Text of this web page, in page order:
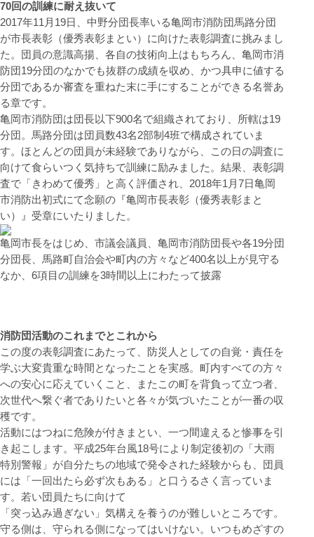
70回の訓練に耐え抜いて
2017年11月19日、中野分団長率いる亀岡市消防団馬路分団
が市長表彰（優秀表彰まとい）に向けた表彰調査に挑みまし
た。団員の意識高揚、各自の技術向上はもちろん、亀岡市消
防団19分団のなかでも抜群の成績を収め、かつ具申に値する
分団であるか審査を重ねた末に手にすることができる名誉あ
る章です。
亀岡市消防団は団長以下900名で組織されており、所轄は19
分団。馬路分団は団員数43名2部制4班で構成されていま
す。ほとんどの団員が未経験でありながら、この日の調査に
向けて食らいつく気持ちで訓練に励みました。結果、表彰調
査で「きわめて優秀」と高く評価され、2018年1月7日亀岡
市消防出初式にて念願の『亀岡市長表彰（優秀表彰まと
い）』受章にいたりました。
亀岡市長をはじめ、市議会議員、亀岡市消防団長や各19分団
分団長、馬路町自治会や町内の方々など400名以上が見守る
なか、6項目の訓練を3時間以上にわたって披露
消防団活動のこれまでとこれから
この度の表彰調査にあたって、防災人としての自覚・責任を
学ぶ大変貴重な時間となったことを実感。町内すべての方々
への安心に応えていくこと、またこの町を背負って立つ者、
次世代へ繋ぐ者でありたいと各々が気づいたことが一番の収
穫です。
活動にはつねに危険が付きまとい、一つ間違えると惨事を引
き起こします。平成25年台風18号により制定後初の「大雨
特別警報」が自分たちの地域で発令された経験からも、団員
には「一回出たら必ず次もある」と口うるさく言っていま
す。若い団員たちに向けて
「突っ込み過ぎない」気構えを養うのが難しいところです。
守る側は、守られる側になってはいけない。いつもめざすの